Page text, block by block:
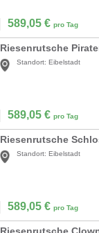
589,05 € pro Tag
Riesenrutsche
Standort: Eibelstadt
589,05 € pro Tag
Riesenrutsche
Standort: Eibelstadt
589,05 € pro Tag